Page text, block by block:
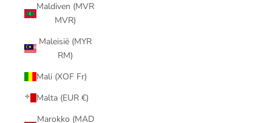
Maldiven (MVR
MVR)
Maleisië (MYR
RM)
Mali (XOF Fr)
Malta (EUR €)
Marokko (MAD